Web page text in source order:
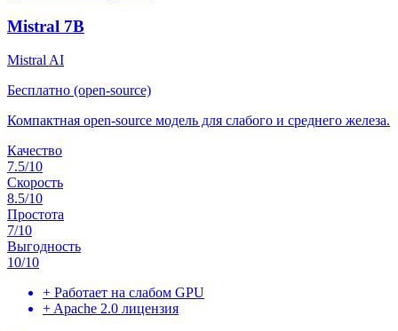
Mistral 7B
Mistral AI
Бесплатно (open-source)
Компактная open-source модель для слабого и среднего железа.
Качество
7.5/10
Скорость
8.5/10
Простота
7/10
Выгодность
10/10
+ Работает на слабом GPU
+ Apache 2.0 лицензия